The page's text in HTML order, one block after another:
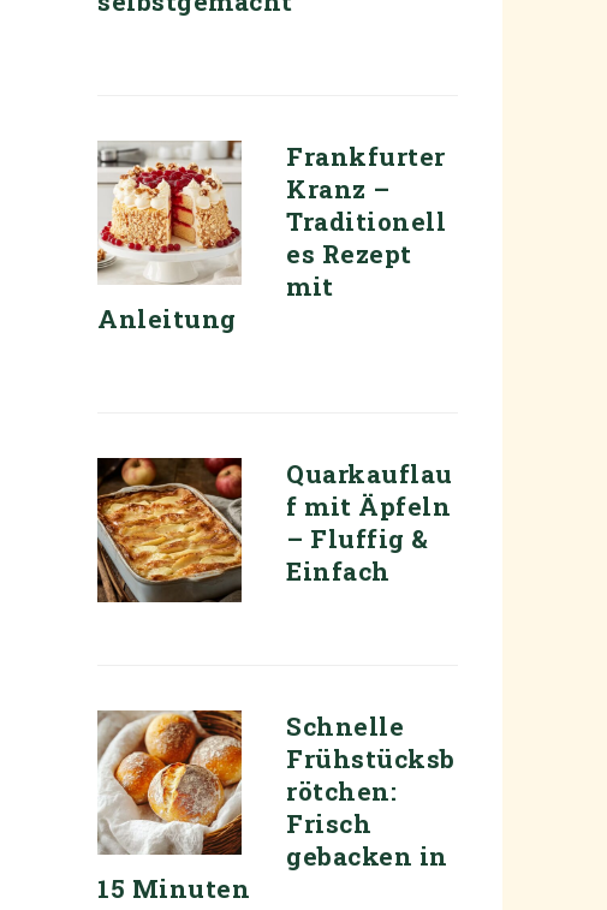
Frankfurter
Kranz –
Traditionell
es Rezept
mit
Anleitung
Quarkauflau
f mit Äpfeln
– Fluffig &
Einfach
Schnelle
Frühstücksb
rötchen:
Frisch
gebacken in
15 Minuten